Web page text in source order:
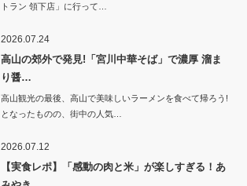
トラン 領下店」に行って…
2026.07.24
高山の郊外で発見!「宮川中華そば」で濃厚 溜ま
り醤…
高山観光の最後、高山で美味しいラーメンを食べて帰ろう!
となったものの、街中の人気…
2026.07.12
【実食レポ】「感動の肉と米」が楽しすぎる！あ